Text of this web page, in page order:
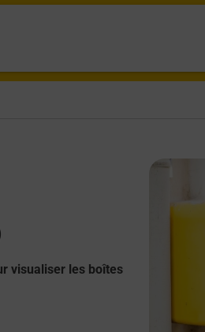
visualiser les boîtes